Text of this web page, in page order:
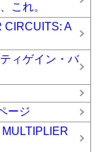
これ。
CIRCUITS: A
ィゲイン・バ
ージ